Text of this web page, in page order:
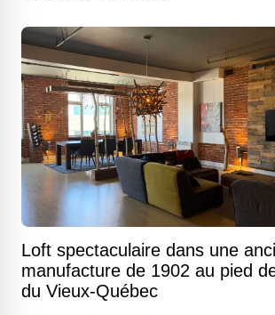
Loft spectaculaire dans une
manufacture de 1902 au pied
du Vieux-Québec